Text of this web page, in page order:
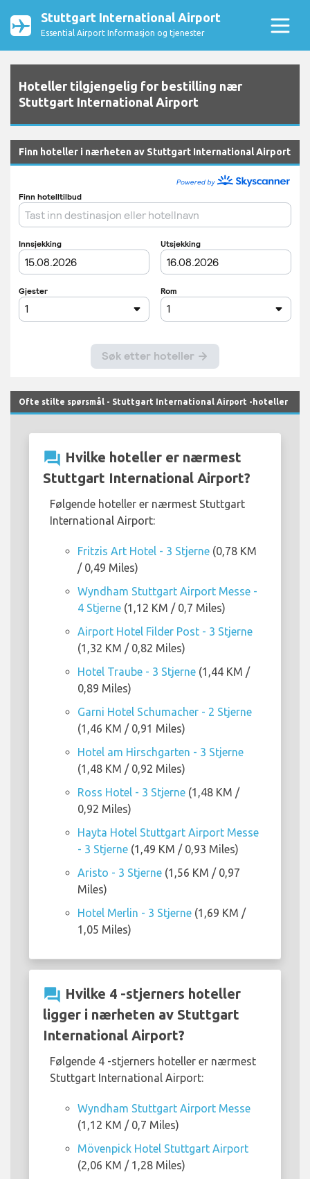
Stuttgart International Airport
Essential Airport Informasjon og tjenester
Hoteller tilgjengelig for bestilling nær
Stuttgart International Airport
Finn hoteller i nærheten av Stuttgart International Airport
Ofte stilte spørsmål - Stuttgart International Airport -hoteller
question_answer Hvilke hoteller er nærmest
Stuttgart International Airport?
Følgende hoteller er nærmest Stuttgart
International Airport:
Fritzis Art Hotel - 3 Stjerne (0,78 KM
/ 0,49 Miles)
Wyndham Stuttgart Airport Messe -
4 Stjerne (1,12 KM / 0,7 Miles)
Airport Hotel Filder Post - 3 Stjerne
(1,32 KM / 0,82 Miles)
Hotel Traube - 3 Stjerne (1,44 KM /
0,89 Miles)
Garni Hotel Schumacher - 2 Stjerne
(1,46 KM / 0,91 Miles)
Hotel am Hirschgarten - 3 Stjerne
(1,48 KM / 0,92 Miles)
Ross Hotel - 3 Stjerne (1,48 KM /
0,92 Miles)
Hayta Hotel Stuttgart Airport Messe
- 3 Stjerne (1,49 KM / 0,93 Miles)
Aristo - 3 Stjerne (1,56 KM / 0,97
Miles)
Hotel Merlin - 3 Stjerne (1,69 KM /
1,05 Miles)
question_answer Hvilke 4 -stjerners hoteller
ligger i nærheten av Stuttgart
International Airport?
Følgende 4 -stjerners hoteller er nærmest
Stuttgart International Airport:
Wyndham Stuttgart Airport Messe
(1,12 KM / 0,7 Miles)
Mövenpick Hotel Stuttgart Airport
(2,06 KM / 1,28 Miles)